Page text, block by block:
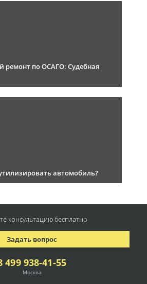
ремонт по ОСАГО: Судебная
автомобиль?
499 938-41-55
Москва
Задать вопрос
консультациюбесплатно